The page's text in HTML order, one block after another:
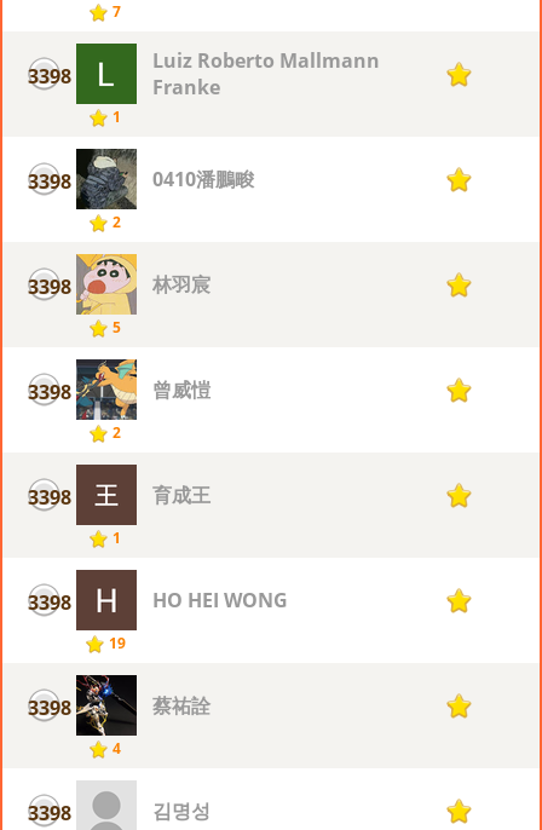
7
3398
1
Luiz Roberto Mallmann
Franke
1
3398
2
0410潘鵬畯 1
3398
5
林羽宸 1
3398
2
曾威愷 1
3398
1
育成王 1
3398
19
HO HEI WONG 1
3398
4
蔡祐詮 1
3398 김명성 1